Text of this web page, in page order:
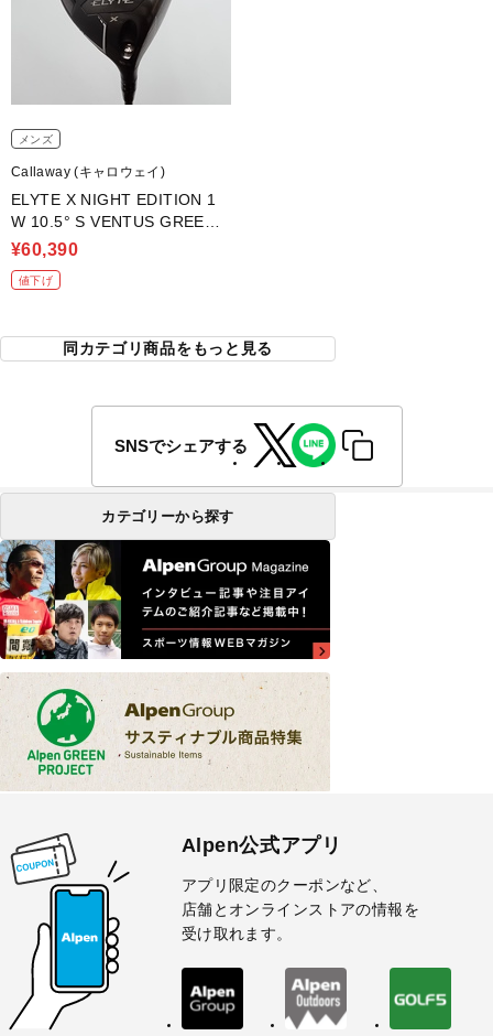
メンズ
Callaway (キャロウェイ)
ELYTE X NIGHT EDITION 1
W 10.5° S VENTUS GREEN 5
for Callaway
¥60,390
値下げ
同カテゴリ商品をもっと見る
SNSでシェアする
カテゴリーから探す
Alpen公式アプリ
アプリ限定のクーポンなど、
店舗とオンラインストアの情報を
受け取れます。